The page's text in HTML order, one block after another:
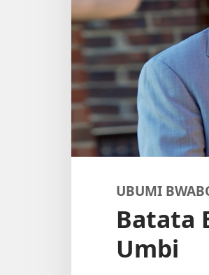
UBUMI
Batata
Umbi